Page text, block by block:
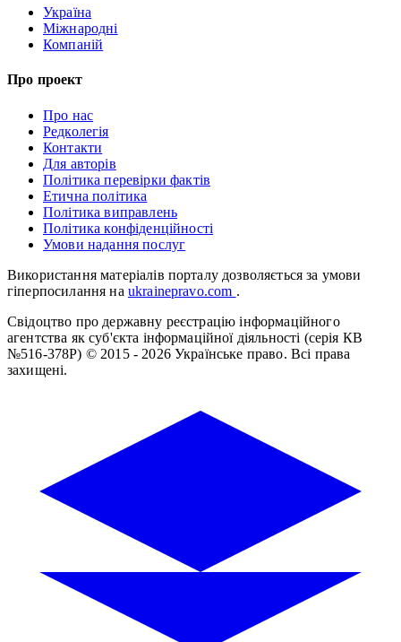
Україна
Міжнародні
Компаній
Про проект
Про нас
Редколегія
Контакти
Для авторів
Політика перевірки фактів
Етична політика
Політика виправлень
Політика конфіденційності
Умови надання послуг
Використання матеріалів порталу дозволяється за умови
гіперпосилання на ukrainepravo.com .
Свідоцтво про державну реєстрацію інформаційного
агентства як суб'єкта інформаційної діяльності (серія КВ
№516-378Р) © 2015 - 2026 Українське право. Всі права
захищені.